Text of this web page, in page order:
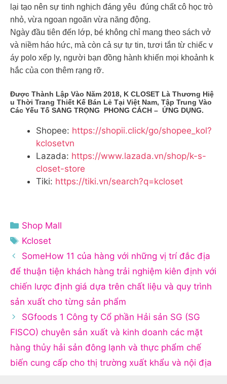
lại tạo nên sự tinh nghịch đáng yêu đúng chất cô học trò
nhỏ, vừa ngoan ngoãn vừa năng động.
Ngày đầu tiên đến lớp, bé không chỉ mang theo sách vở
và niềm háo hức, mà còn cả sự tự tin, tươi tắn từ chiếc v
áy polo xếp ly, người bạn đồng hành khiến mọi khoảnh k
hắc của con thêm rạng rỡ.
Được Thành Lập Vào Năm 2018, K CLOSET Là Thương Hiệ
U Thời Trang Thiết Kế Bán Lẻ Tại Việt Nam, Tập Trung Vào
Các Yếu Tố SANG TRỌNG PHONG CÁCH – ỨNG DỤNG.
Shopee: https://shopii.click/go/shopee_kol?
kclosetvn
Lazada: https://www.lazada.vn/shop/k-s-
closet-store
Tiki: https://tiki.vn/search?q=kcloset
Danh
mục
Shop Mall
Thẻ
Kcloset
SomeHow 11 của hàng với những vị trí đắc địa
để thuận tiện khách hàng trải nghiệm kiên định với
chiến lược định giá dựa trên chất liệu và quy trình
sản xuất cho từng sản phẩm
SGfoods 1 Công ty Cổ phần Hải sản SG (SG
FISCO) chuyên sản xuất và kinh doanh các mặt
hàng thủy hải sản đông lạnh và thực phẩm chế
biến cung cấp cho thị trường xuất khẩu và nội địa